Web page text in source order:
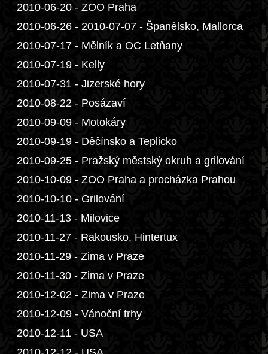
2010-06-20 - ZOO Praha
2010-06-26 - 2010-07-07 - Španělsko, Mallorca
2010-07-17 - Mělník a OC Letňany
2010-07-19 - Kelly
2010-07-31 - Jizerské hory
2010-08-22 - Posázaví
2010-09-09 - Motokáry
2010-09-19 - Děčínsko a Teplicko
2010-09-25 - Pražský městský okruh a grilování
2010-10-09 - ZOO Praha a procházka Prahou
2010-10-10 - Grilování
2010-11-13 - Milovice
2010-11-27 - Rakousko, Hintertux
2010-11-29 - Zima v Praze
2010-11-30 - Zima v Praze
2010-12-02 - Zima v Praze
2010-12-09 - Vánoční trhy
2010-12-11 - USA